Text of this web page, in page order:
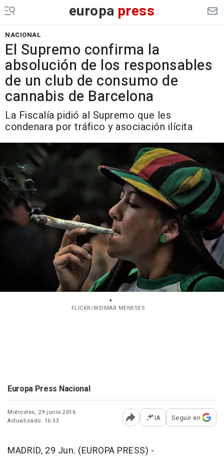
europa press
NACIONAL
El Supremo confirma la
absolución de los responsables
de un club de consumo de
cannabis de Barcelona
La Fiscalía pidió al Supremo que les
condenara por tráfico y asociación ilícita
FLICKR/WEIMAR MENESES
Europa Press Nacional
Miércoles, 29 junio 2016
Actualizado: 16:33
Abrir opciones para
IA Seguir en
MADRID, 29 Jun. (EUROPA PRESS) -